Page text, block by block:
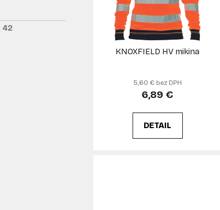
42
KNOXFIELD HV mikina
5,60 € bez DPH
6,89 €
DETAIL